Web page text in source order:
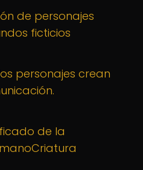
de personajes
ficticios
personajes crean
de la